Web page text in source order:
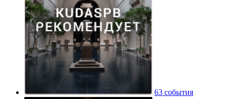
63 события